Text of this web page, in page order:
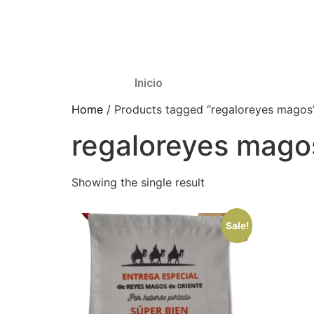
Inicio
Home / Products tagged “regaloreyes
regaloreyes
Showing the single result
Sale!